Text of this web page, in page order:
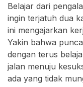
Belajar dari
ingin terjatuh dua
ini mengajarkan
Yakin bahwa
dengan terus
jalan menuju
ada yang tidak